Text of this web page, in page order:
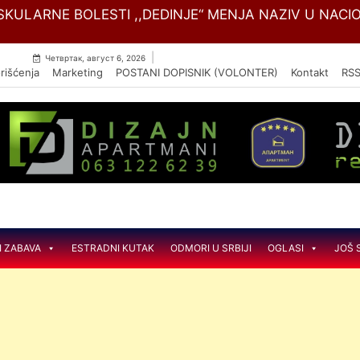
Skip
U SVILAJNCU
Четвртак, август 6, 2026
Marketing POSTANI DOPISNIK (VOLONTER) Kontakt RSS
ZABAVA ESTRADNI KUTAK ODMORI U SRBIJI OGLASI JOŠ